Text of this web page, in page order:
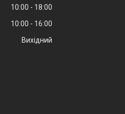
10:00
18:00
10:00
16:00
Вихідний